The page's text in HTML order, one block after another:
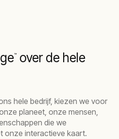
™
over de hele
hele bedrijf, kiezen we voor
planeet, onze mensen,
die we
onze interactieve kaart.